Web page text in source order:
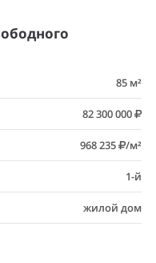
85 м²
82 300 000
968 235 /м²
1-й
жилой дом